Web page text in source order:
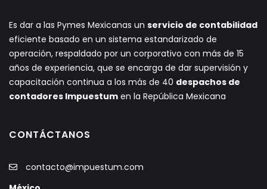
Es dar a las Pymes Mexicanas un servicio de contabilidad
eficiente basado en un sistema estandarizado de
operación, respaldado por un corporativo con más de 15
años de experiencia, que se encarga de dar supervisión y
capacitación continua a los más de 40 despachos de
contadores Impuestum en la República Mexicana
CONTÁCTANOS
contacto@impuestum.com